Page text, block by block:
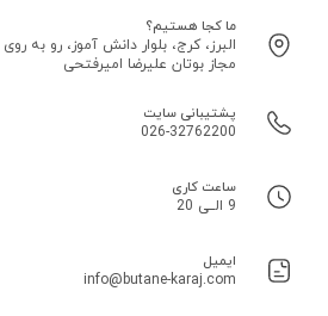
ما کجا هستیم؟
البرز، کرج، بلوار دانش آموز، رو به
مجاز بوتان علیرضا امیرفتحی
پشتیبانی سایت
026-32762200
ساعت کاری
9 الــی 20
ایمیل
info@butane-karaj.com